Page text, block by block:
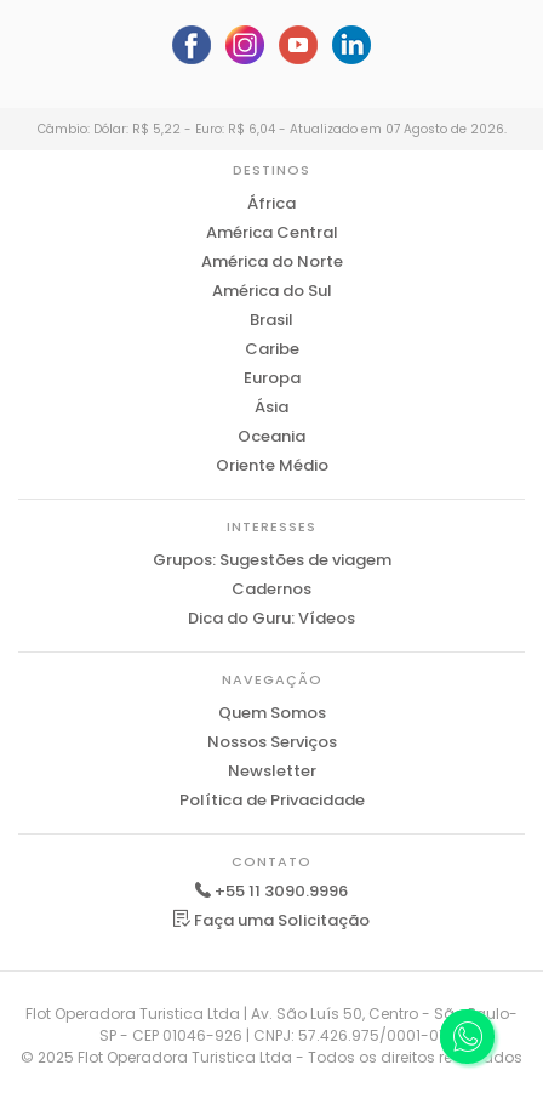
Câmbio: Dólar: R$ 5,22 - Euro: R$ 6,04 - Atualizado em 07 Agosto de 2026.
DESTINOS
África
América Central
América do Norte
América do Sul
Brasil
Caribe
Europa
Ásia
Oceania
Oriente Médio
INTERESSES
Grupos: Sugestões de viagem
Cadernos
Dica do Guru: Vídeos
NAVEGAÇÃO
Quem Somos
Nossos Serviços
Newsletter
Política de Privacidade
CONTATO
+55 11 3090.9996
Faça uma Solicitação
Flot Operadora Turistica Ltda | Av. São Luís 50, Centro - São Paulo-
SP - CEP 01046-926 | CNPJ: 57.426.975/0001-01
© 2025 Flot Operadora Turistica Ltda - Todos os direitos reservados